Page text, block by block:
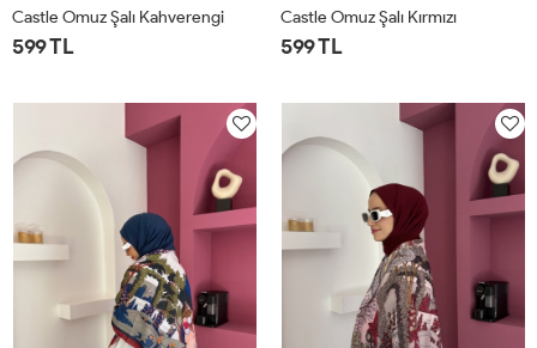
Castle Omuz Şalı Kahverengi
599 TL
Castle Omuz Şalı Kırmızı
599 TL